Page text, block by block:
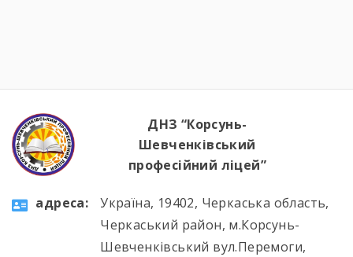
ДНЗ “Корсунь-
Шевченківський
професійний ліцей”
aдресa:
Україна, 19402, Черкаська область,
Черкаський район, м.Корсунь-
Шевченківський вул.Перемоги,